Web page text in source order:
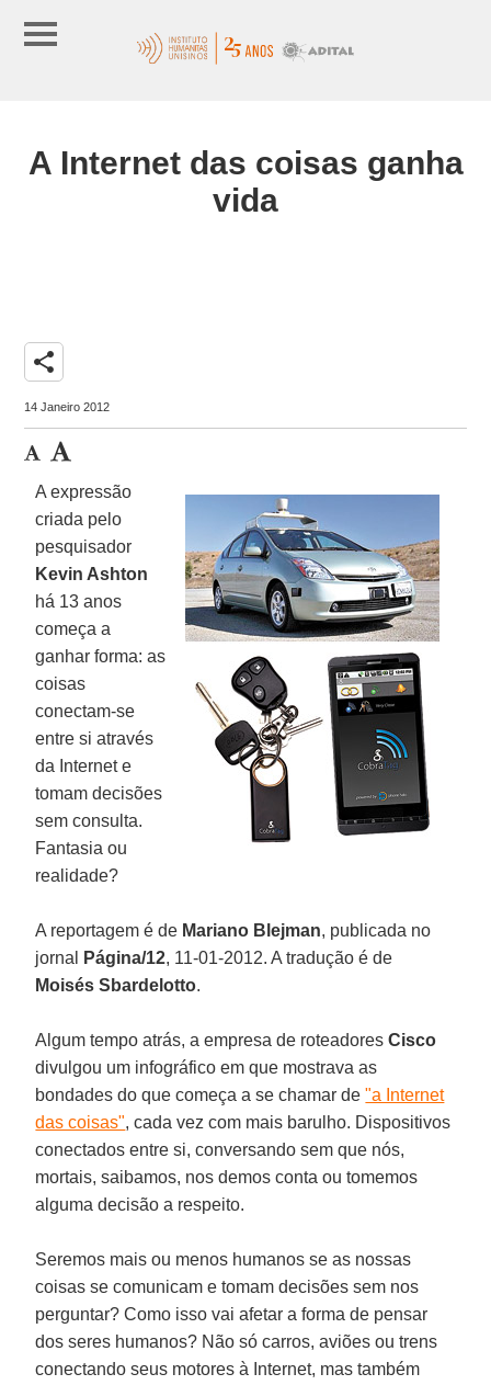
A Internet das coisas ganha
vida
share
14 Janeiro 2012
A expressão
criada pelo
pesquisador
Kevin Ashton
há 13 anos
começa a
ganhar forma: as
coisas
conectam-se
entre si através
da Internet e
tomam decisões
sem consulta.
Fantasia ou
realidade?
A reportagem é de Mariano Blejman, publicada no
jornal
Página/12, 11-01-2012. A tradução é de
Moisés Sbardelotto.
Algum tempo atrás, a empresa de roteadoresCisco
divulgou um infográfico em que mostrava as
bondades do que começa a se chamar de"a Internet
das coisas", cada vez com mais barulho. Dispositivos
conectados entre si, conversando sem que nós,
mortais, saibamos, nos demos conta ou tomemos
alguma decisão a respeito.
Seremos mais ou menos humanos se as nossas
coisas se comunicam e tomam decisões sem nos
perguntar? Como isso vai afetar a forma de pensar
dos seres humanos? Não só carros, aviões ou trens
conectando seus motores à Internet, mas também